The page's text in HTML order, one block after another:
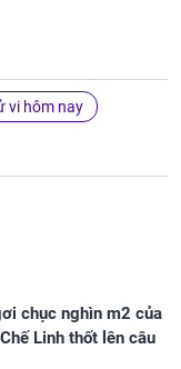
vi hôm nay
chục nghìn m2 của
Linh thốt lên câu